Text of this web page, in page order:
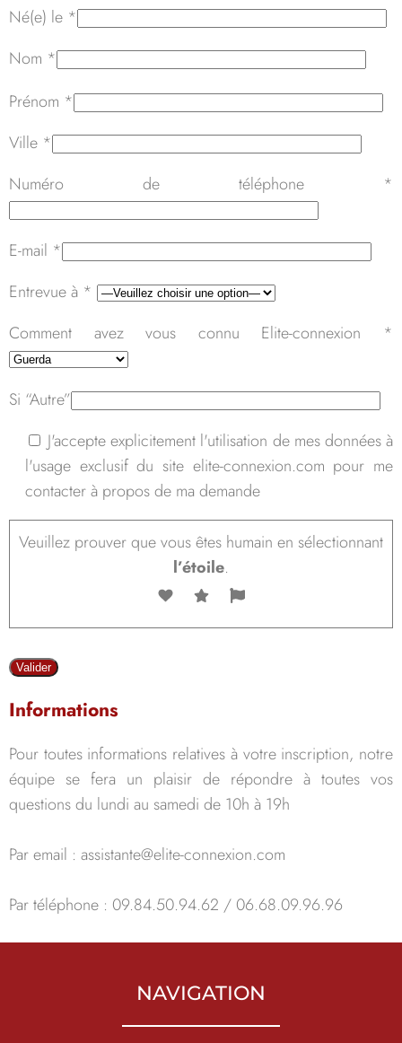
Né(e) le *
Nom *
laisser
ce
champ
vide.
Prénom *
Ville *
Numéro de téléphone *
E-mail *
Entrevue à *
Comment avez vous connu Elite-connexion *
Si “Autre”
J'accepte explicitement l'utilisation de mes données à
l'usage exclusif du site elite-connexion.com pour me
contacter à propos de ma demande
Veuillez prouver que vous êtes humain en sélectionnant
l’étoile.
Informations
Pour toutes informations relatives à votre inscription, notre
équipe se fera un plaisir de répondre à toutes vos
questions du lundi au samedi de 10h à 19h
Par email : assistante@elite-connexion.com
Par téléphone : 09.84.50.94.62 / 06.68.09.96.96
NAVIGATION